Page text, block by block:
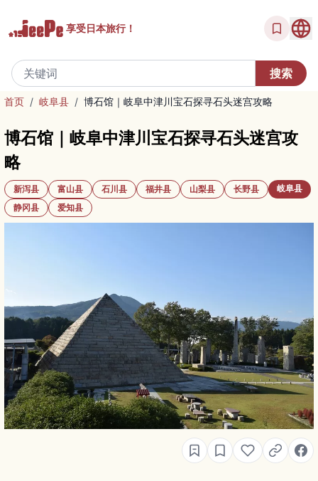
享受日本旅行！
首页 / 岐阜县 / 博石馆｜岐阜中津川宝石探寻石头迷宫攻略
博石馆｜岐阜中津川宝石探寻石头迷宫攻
略
新泻县 富山县 石川县 福井县 山梨县 长野县
岐阜县
静冈县
爱知县